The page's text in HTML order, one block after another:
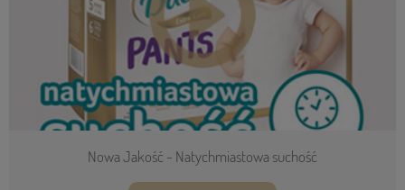
Nowa Jakość - Natychmiastowa suchość